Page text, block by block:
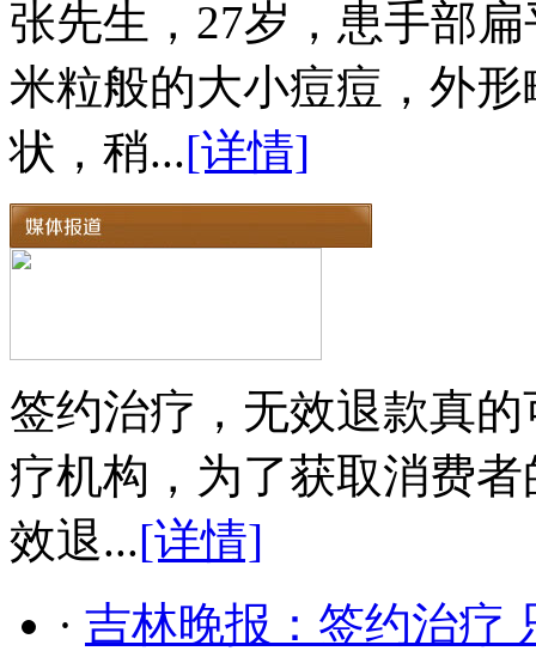
张先生，27岁，患手部
米粒般的大小痘痘，外
状，稍...[详情]
签约治疗，无效退款真
疗机构，为了获取消费
效退...[详情]
· 吉林晚报：签约治疗